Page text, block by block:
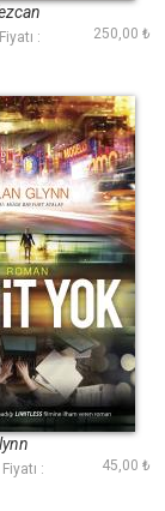
: 250,00 ₺
: 45,00 ₺